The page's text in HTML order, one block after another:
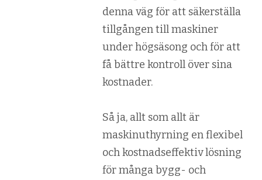
denna väg för att säkerställa
tillgången till maskiner
under högsäsong och för att
få bättre kontroll över sina
kostnader.
Så ja, allt som allt är
maskinuthyrning en flexibel
och kostnadseffektiv lösning
för många bygg- och